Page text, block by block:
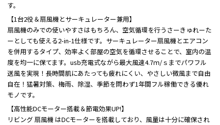
す。
【1台2役＆扇風機とサーキュレーター兼用】
扇風機のみでの使いやすさはもちろん、空気循環を行うさーきゅれーた
ーとしても使える2-in-1仕様です。サーキュレーター扇風機とエアコン
を併用するタイプ、効率よく部屋の空気を循環させることで、室内の温
度を均一に保てます。usb充電式ながら最大風速4.7ｍ/ｓまでパワフル
送風を実現！長時間肌にあたっても疲れにくい、やさしい微風まで自由
自在！猛暑対策、梅雨、除湿、季節を問わず1年間フル稼働できる優れ
モノです。
【高性能DCモーター搭載＆節電効果UP!】
リビング 扇風機 はDCモーターを搭載しており、風量は十分に確保され